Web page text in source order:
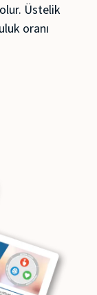
olur. Üstelik
oranı